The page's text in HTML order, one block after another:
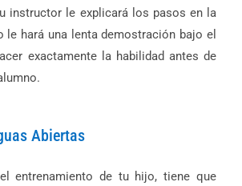
instructor le explicará los pasos en la
le hará una lenta demostración bajo el
exactamente la habilidad antes de
Abiertas
entrenamiento de tu hijo, tiene que